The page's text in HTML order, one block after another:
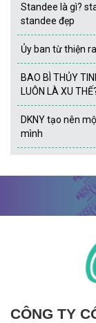
Standee là gì?
standee đẹp
Ủy ban từ thiện
BAO BÌ THỦY
LUÔN LÀ XU
DKNY tạo nên
mình
CÔNG TY